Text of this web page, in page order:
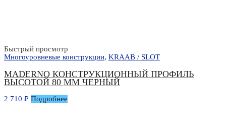
Быстрый просмотр
Многоуровневые конструкции, KRAAB / SLOT
MADERNO КОНСТРУКЦИОННЫЙ ПРОФИЛЬ
ВЫСОТОЙ 80 ММ ЧЕРНЫЙ
2 710 ₽ Подробнее